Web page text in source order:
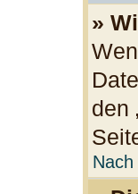
»
den
Nach